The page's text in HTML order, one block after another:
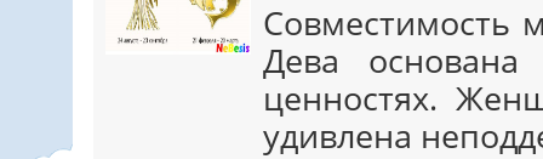
Дева
ценностях.
удивлена